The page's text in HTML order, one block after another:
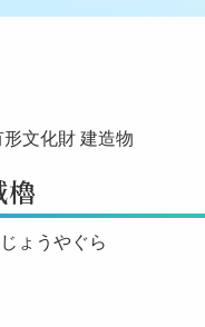
形文化財 建造物
櫓
ょうやぐら